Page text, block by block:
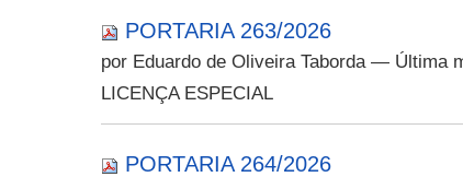
PORTARIA 263/2026
por Eduardo de Oliveira Taborda — Última
LICENÇA ESPECIAL
PORTARIA 264/2026